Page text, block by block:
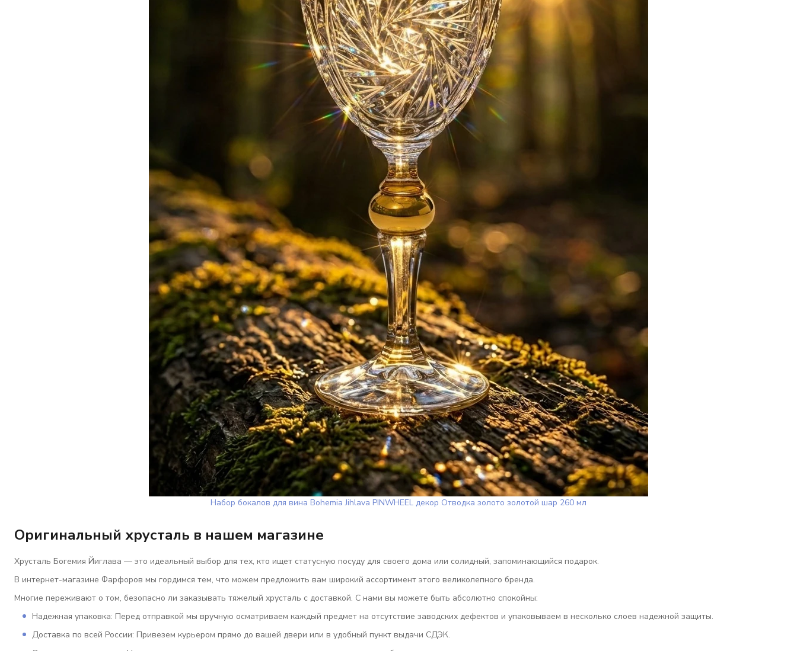
Набор бокалов для вина Bohemia Jihlava PINWHEEL декор Отводка золото золотой шар 260 мл
Оригинальный хрусталь в нашем магазине
Хрусталь Богемия Йиглава — это идеальный выбор для тех, кто ищет статусную посуду для своего дома или солидный, запоминающийся подарок.
В интернет-магазине Фарфоров мы гордимся тем, что можем предложить вам широкий ассортимент этого великолепного бренда.
Многие переживают о том, безопасно ли заказывать тяжелый хрусталь с доставкой. С нами вы можете быть абсолютно спокойны:
Надежная упаковка: Перед отправкой мы вручную осматриваем каждый предмет на отсутствие заводских дефектов и упаковываем в несколько слоев надежной защиты.
Доставка по всей России: Привезем курьером прямо до вашей двери или в удобный пункт выдачи СДЭК.